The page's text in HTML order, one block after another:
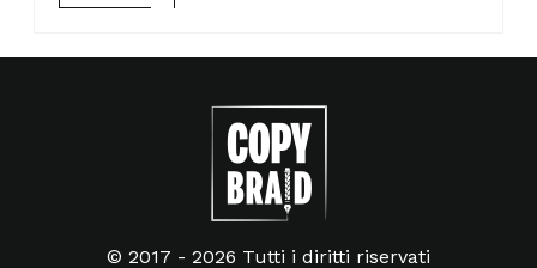
© 2017 - 2026 Tutti i diritti riservati